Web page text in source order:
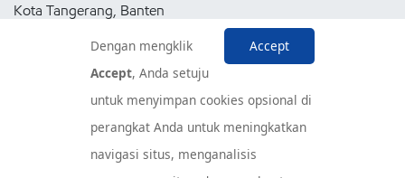
Kota Tangerang, Banten
Pusat Layanan Konsumen
Accept
Dengan mengklik
Accept, Anda setuju
untuk menyimpan cookies opsional di
perangkat Anda untuk meningkatkan
navigasi situs, menganalisis